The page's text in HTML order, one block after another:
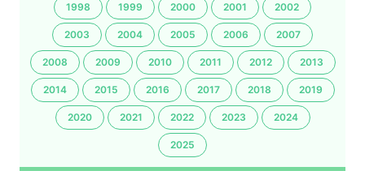
1998 1999 2000 2001 2002
2003 2004 2005 2006 2007
2008 2009 2010 2011 2012 2013
2014 2015 2016 2017 2018 2019
2020 2021 2022 2023 2024
2025